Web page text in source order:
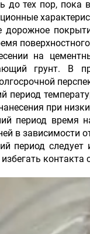
до тех пор, пока
дорожное
на
грунт. В
период
при
период время
в
период
контакта